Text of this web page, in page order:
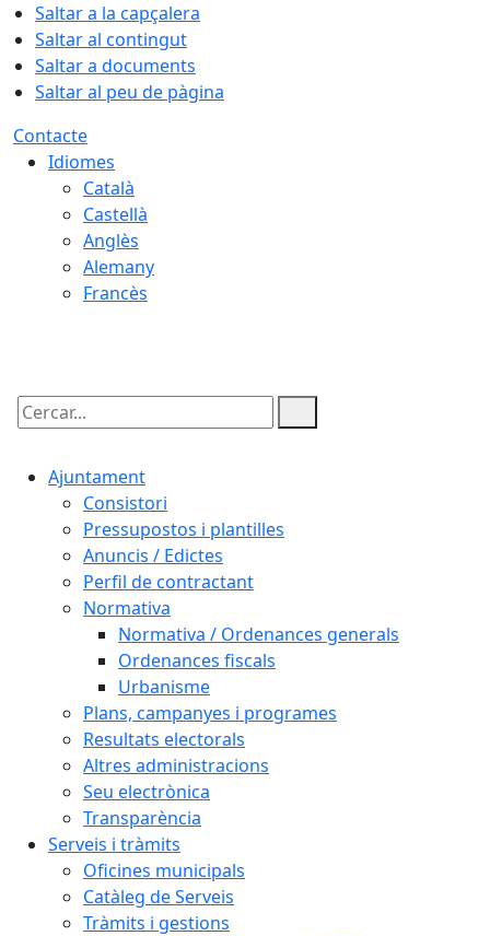
Saltar a la capçalera
Saltar al contingut
Saltar a documents
Saltar al peu de pàgina
Contacte
Idiomes
Català
Castellà
Anglès
Alemany
Francès
Cercar:
Ajuntament
Consistori
Pressupostos i plantilles
Anuncis / Edictes
Perfil de contractant
Normativa
Normativa / Ordenances generals
Ordenances fiscals
Urbanisme
Plans, campanyes i programes
Resultats electorals
Altres administracions
Seu electrònica
Transparència
Serveis i tràmits
Oficines municipals
Catàleg de Serveis
Tràmits i gestions